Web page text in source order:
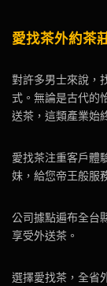
愛找茶外約茶
對許多男士來說，
式。無論是古代的
送茶，這類產業始
愛找茶注重客戶體
妹，給您帝王般服
公司據點遍布全台
享受外送茶。
選擇愛找茶，全省